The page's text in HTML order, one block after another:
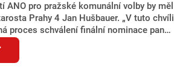
ANO pro pražské komunální volby by měl
Prahy 4 Jan Hušbauer. „V tuto chvíli
proces schválení finální nominace pana
Výborem hnutí ANO,“ uvedl pro
pražského ANO Martin
Hušbauerovi se spekulovalo jako o